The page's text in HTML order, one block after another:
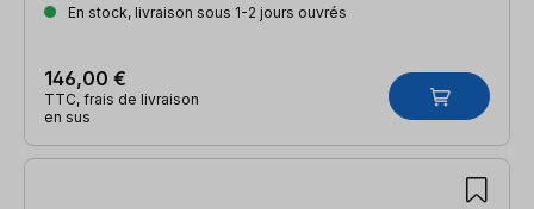
En stock, livraison sous 1-2 jours ouvrés
146,00 €
TTC, frais de livraison
en sus